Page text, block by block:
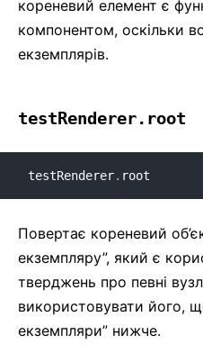
кореневий елемент є
компонентом, оскільки
екземплярів.
testRenderer.root
testRenderer. root
Повертає кореневий
екземпляру”, який є
тверджень про певні
використовувати його,
екземпляри” нижче.